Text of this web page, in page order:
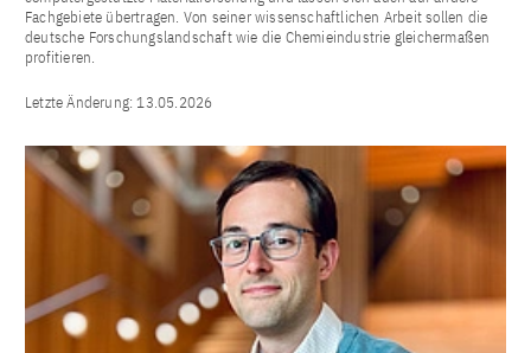
Fachgebiete übertragen. Von seiner wissenschaftlichen Arbeit sollen die
deutsche Forschungslandschaft wie die Chemieindustrie gleichermaßen
profitieren.
Letzte Änderung:13.05.2026